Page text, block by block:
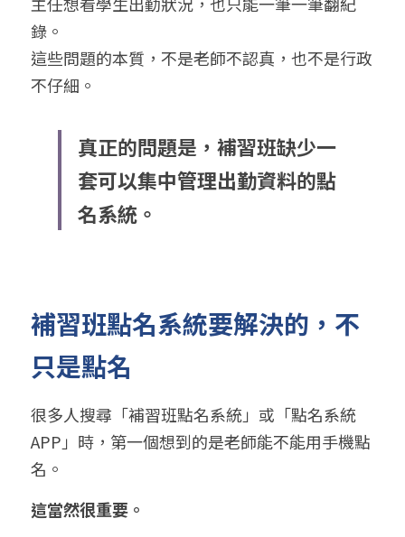
錄。
這些問題的本質，不是老師不認真，也不是行政
不仔細。
真正的問題是，補習班缺少一
套可以集中管理出勤資料的點
名系統。
補習班點名系統要解決的，不
只是點名
很多人搜尋「補習班點名系統」或「點名系統
APP」時，第一個想到的是老師能不能用手機點
名。
這當然很重要。